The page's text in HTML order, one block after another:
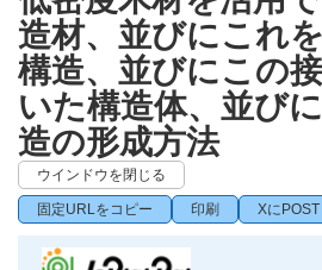
造材、並びにこれ
構造、並びにこの
いた構造体、並び
造の形成方法
ウインドウを閉じる
固定URLをコピー 印刷 XにPOST